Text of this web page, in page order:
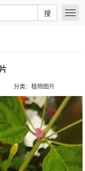
搜
分类： 植物图片